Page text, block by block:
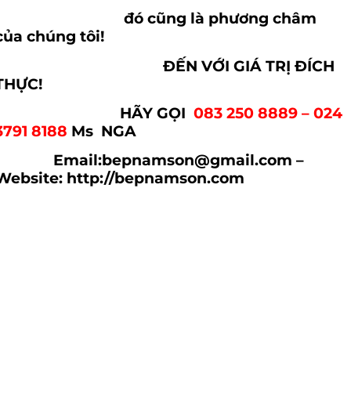
cũng là phương châm
chúng tôi!
ĐẾN VỚI GIÁ TRỊ ĐÍCH
GỌI 083 250 8889 – 024
8188 Ms NGA
–
http://bepnamson.com